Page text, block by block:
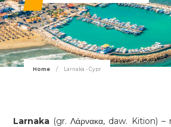
Home / Larnaka - Cypr
Larnaka (gr. Λάρνακα, daw. Kition)